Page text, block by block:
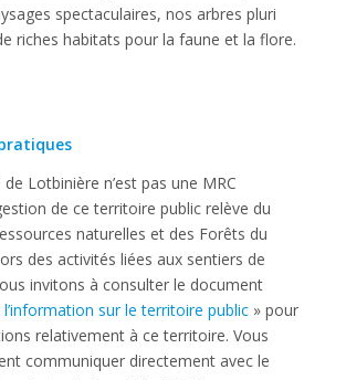
spectaculaires, nos arbres pluri
riches habitats pour la faune et la flore.
Lotbinière n’est pas une MRC
de ce territoire public relève du
naturelles et des Forêts du
des activités liées aux sentiers de
invitons à consulter le document
sur le territoire public » pour
relativement à ce territoire. Vous
communiquer directement avec le